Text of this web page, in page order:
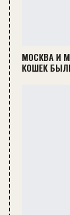
МОСКВА И
КОШЕК